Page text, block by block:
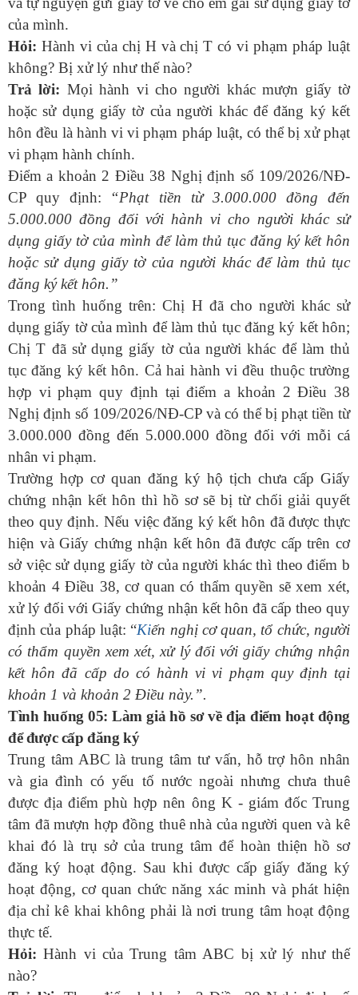
của mình.
Hỏi: Hành vi của chị H và chị T có vi phạm pháp luật
không? Bị xử lý như thế nào?
Trả lời: Mọi hành vi cho người khác mượn giấy tờ
hoặc sử dụng giấy tờ của người khác để đăng ký kết
hôn đều là hành vi vi phạm pháp luật, có thể bị xử phạt
vi phạm hành chính.
Điểm a khoản 2 Điều 38 Nghị định số 109/2026/NĐ-
CP quy định:
“Phạt tiền từ 3.000.000 đồng đến
5.000.000 đồng đối với hành vi cho người khác sử
dụng giấy tờ của mình để làm thủ tục đăng ký kết hôn
hoặc sử dụng giấy tờ của người khác để làm thủ tục
đăng ký kết hôn.”
Trong tình huống trên: Chị H đã cho người khác sử
dụng giấy tờ của mình để làm thủ tục đăng ký kết hôn;
Chị T đã sử dụng giấy tờ của người khác để làm thủ
tục đăng ký kết hôn. Cả hai hành vi đều thuộc trường
hợp vi phạm quy định tại điểm a khoản 2 Điều 38
Nghị định số 109/2026/NĐ-CP và có thể bị phạt tiền từ
3.000.000 đồng đến 5.000.000 đồng đối với mỗi cá
nhân vi phạm.
Trường hợp cơ quan đăng ký hộ tịch chưa cấp Giấy
chứng nhận kết hôn thì hồ sơ sẽ bị từ chối giải quyết
theo quy định. Nếu việc đăng ký kết hôn đã được thực
hiện và Giấy chứng nhận kết hôn đã được cấp trên cơ
sở việc sử dụng giấy tờ của người khác thì theo điểm b
khoản 4 Điều 38, cơ quan có thẩm quyền sẽ xem xét,
xử lý đối với Giấy chứng nhận kết hôn đã cấp theo quy
định của pháp luật: “Kiến nghị cơ quan, tổ chức, người
có thẩm quyền xem xét, xử lý đối với giấy chứng nhận
kết hôn đã cấp do có hành vi vi phạm quy định tại
khoản 1 và khoản 2 Điều này.”.
Tình huống 05: Làm giả hồ sơ về địa điểm hoạt động
để được cấp đăng ký
Trung tâm ABC là trung tâm tư vấn, hỗ trợ hôn nhân
và gia đình có yếu tố nước ngoài nhưng chưa thuê
được địa điểm phù hợp nên ông K - giám đốc Trung
tâm đãmượn hợp đồng thuê nhà của người quen và kê
khai đó là trụ sở của trung tâm để hoàn thiện hồ sơ
đăng ký hoạt động. Sau khi được cấp giấy đăng ký
hoạt động, cơ quan chức năng xác minh và phát hiện
địa chỉ kê khai không phải là nơi trung tâm hoạt động
thực tế.
Hỏi: Hành vi củaTrung tâm ABC bị xử lý như thế
nào?